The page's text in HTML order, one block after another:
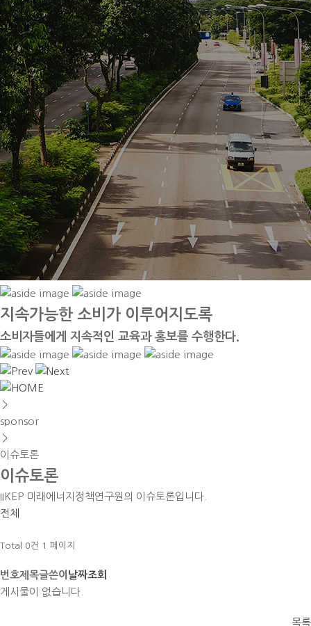
지속가능한 소비가 이루어지도록
소비자들에게 지속적인 교육과 홍보를 수행한다.
＞
sponsor
＞
이슈토론
이슈토론
IIKEP 미래에너지정책연구원의 이슈토론입니다.
전체
Total 0건 1 페이지
번호제목글쓴이 날짜조회
게시물이 없습니다.
목록